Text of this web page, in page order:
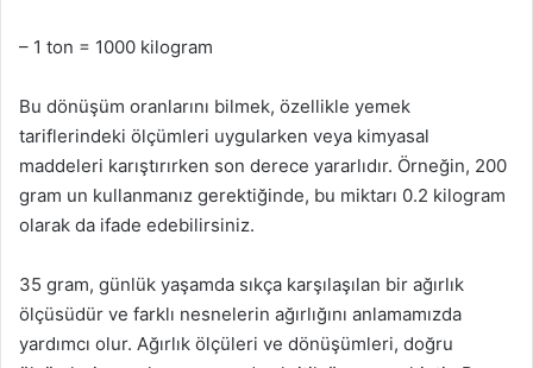
– 1 ton = 1000 kilogram
Bu dönüşüm oranlarını bilmek, özellikle yemek
tariflerindeki ölçümleri uygularken veya kimyasal
maddeleri karıştırırken son derece yararlıdır. Örneğin, 200
gram un kullanmanız gerektiğinde, bu miktarı 0.2 kilogram
olarak da ifade edebilirsiniz.
35 gram, günlük yaşamda sıkça karşılaşılan bir ağırlık
ölçüsüdür ve farklı nesnelerin ağırlığını anlamamızda
yardımcı olur. Ağırlık ölçüleri ve dönüşümleri, doğru